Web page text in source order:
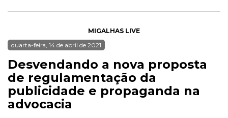
MIGALHAS LIVE
quarta-feira, 14 de abril de 2021
Desvendando a nova proposta
de regulamentação da
publicidade e propaganda na
advocacia